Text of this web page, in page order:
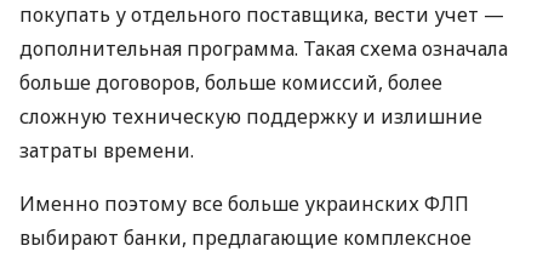
покупать у отдельного поставщика, вести учет —
дополнительная программа. Такая схема означала
больше договоров, больше комиссий, более
сложную техническую поддержку и излишние
затраты времени.
Именно поэтому все больше украинских ФЛП
выбирают банки, предлагающие комплексное